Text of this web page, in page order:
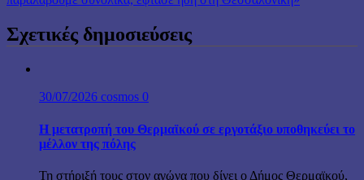
Σχετικές δημοσιεύσεις
30/07/2026 cosmos 0
Η μετατροπή του Θερμαϊκού σε εργοτάξιο υποθηκεύει το
μέλλον της πόλης
Τη στήριξή τους στον αγώνα που δίνει ο Δήμος Θερμαϊκού,